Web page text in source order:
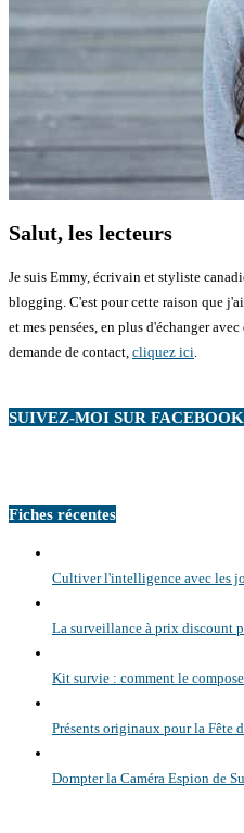
Salut, les lecteurs
Je suis Emmy, écrivain et styliste
blogging. C'est pour cette raison que
et mes pensées, en plus d'échanger
demande de contact, cliquez ici
SUIVEZ-MOI SUR FACEBOOK
Fiches récentes
Cultiver l'intelligence avec les
La surveillance à prix discount
Kit survie : comment le
Présents originaux pour la Fête
Dompter la Caméra Espion de